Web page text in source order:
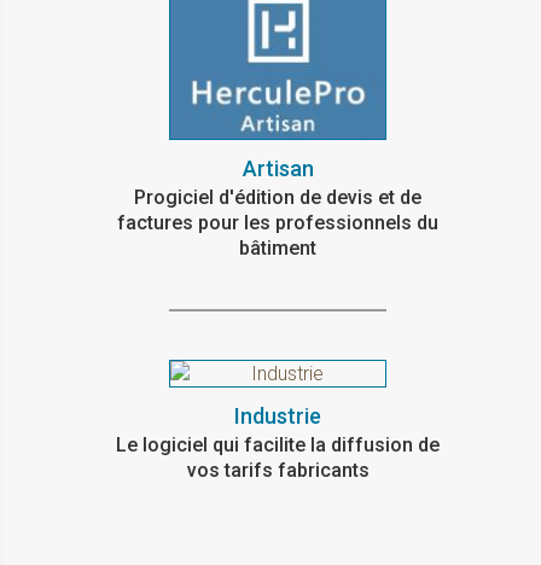
Artisan
Progiciel d'édition de devis et de
factures pour les professionnels du
bâtiment
Industrie
Le logiciel qui facilite la diffusion de
vos tarifs fabricants